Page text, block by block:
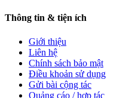
Thông tin & tiện ích
Giới thiệu
Liên hệ
Chính sách bảo mật
Điều khoản sử dụng
Gửi bài cộng tác
Quảng cáo / hợp tác